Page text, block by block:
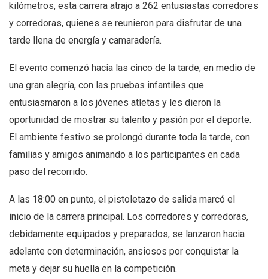
kilómetros, esta carrera atrajo a 262 entusiastas corredores
y corredoras, quienes se reunieron para disfrutar de una
tarde llena de energía y camaradería.
El evento comenzó hacia las cinco de la tarde, en medio de
una gran alegría, con las pruebas infantiles que
entusiasmaron a los jóvenes atletas y les dieron la
oportunidad de mostrar su talento y pasión por el deporte.
El ambiente festivo se prolongó durante toda la tarde, con
familias y amigos animando a los participantes en cada
paso del recorrido.
A las 18:00 en punto, el pistoletazo de salida marcó el
inicio de la carrera principal. Los corredores y corredoras,
debidamente equipados y preparados, se lanzaron hacia
adelante con determinación, ansiosos por conquistar la
meta y dejar su huella en la competición.